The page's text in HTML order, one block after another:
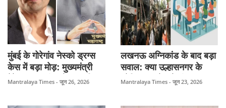
मुंबई के गोरेगांव नेस्को ड्रग्स
केस में बड़ा मोड़: मुख्यमंत्री
देवेंद्र फडणवीस से जल्द मिल
Mantralaya Times - जून 26, 2026
लखनऊ अग्निकांड के बाद बड़ा
सवाल: क्या उल्हासनगर के
कोचिंग क्लासेस में भी मंडरा रहा
Mantralaya Times - जून 23, 2026